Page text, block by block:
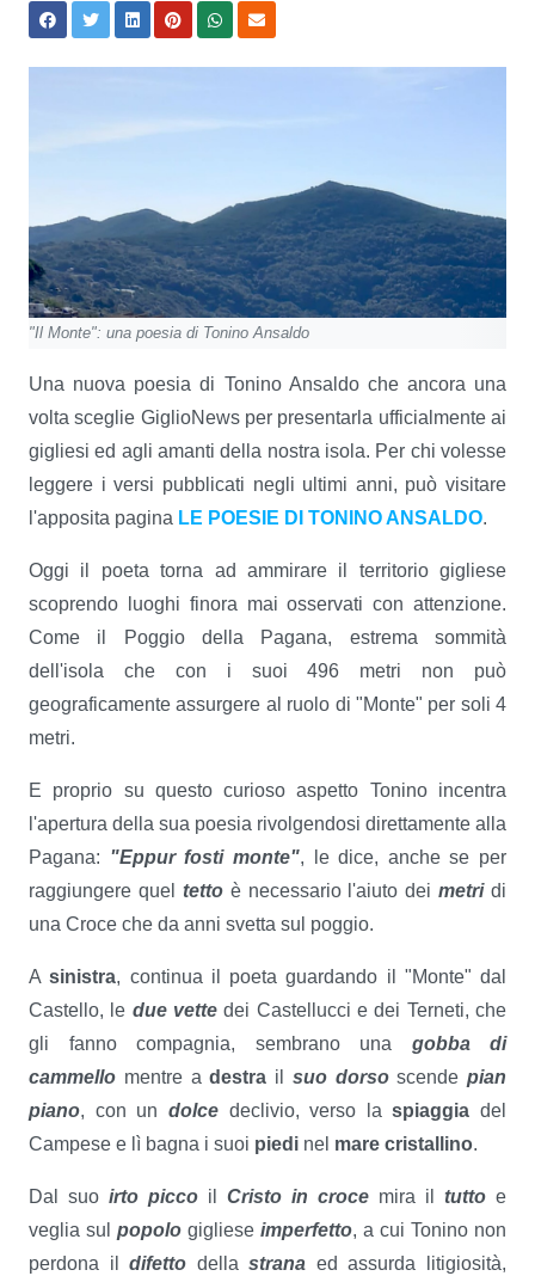
"Il Monte": una poesia di Tonino Ansaldo
Una nuova poesia di Tonino Ansaldo che ancora una
volta sceglie GiglioNews per presentarla ufficialmente ai
gigliesi ed agli amanti della nostra isola. Per chi volesse
leggere i versi pubblicati negli ultimi anni, può visitare
l'apposita pagina LE POESIE DI TONINO ANSALDO.
Oggi il poeta torna ad ammirare il territorio gigliese
scoprendo luoghi finora mai osservati con attenzione.
Come il Poggio della Pagana, estrema sommità
dell'isola che con i suoi 496 metri non può
geograficamente assurgere al ruolo di "Monte" per soli 4
metri.
E proprio su questo curioso aspetto Tonino incentra
l'apertura della sua poesia rivolgendosi direttamente alla
Pagana: "Eppur fosti monte", le dice, anche se per
raggiungere quel tetto è necessario l'aiuto deimetridi
una Croce che da anni svetta sul poggio.
Asinistra, continua il poeta guardando il "Monte" dal
Castello, le due vette dei Castellucci e dei Terneti, che
gli fanno compagnia, sembrano una gobba di
cammello mentre adestra il suo dorsoscende pian
piano, con un dolcedeclivio, verso laspiaggia del
Campese e lì bagna i suoi piedi nel mare cristallino.
Dal suo irto picco il Cristo in croce mira il tutto e
veglia sul popolo gigliese imperfetto, a cui Tonino non
perdona ildifetto dellastrana ed assurda litigiosità,